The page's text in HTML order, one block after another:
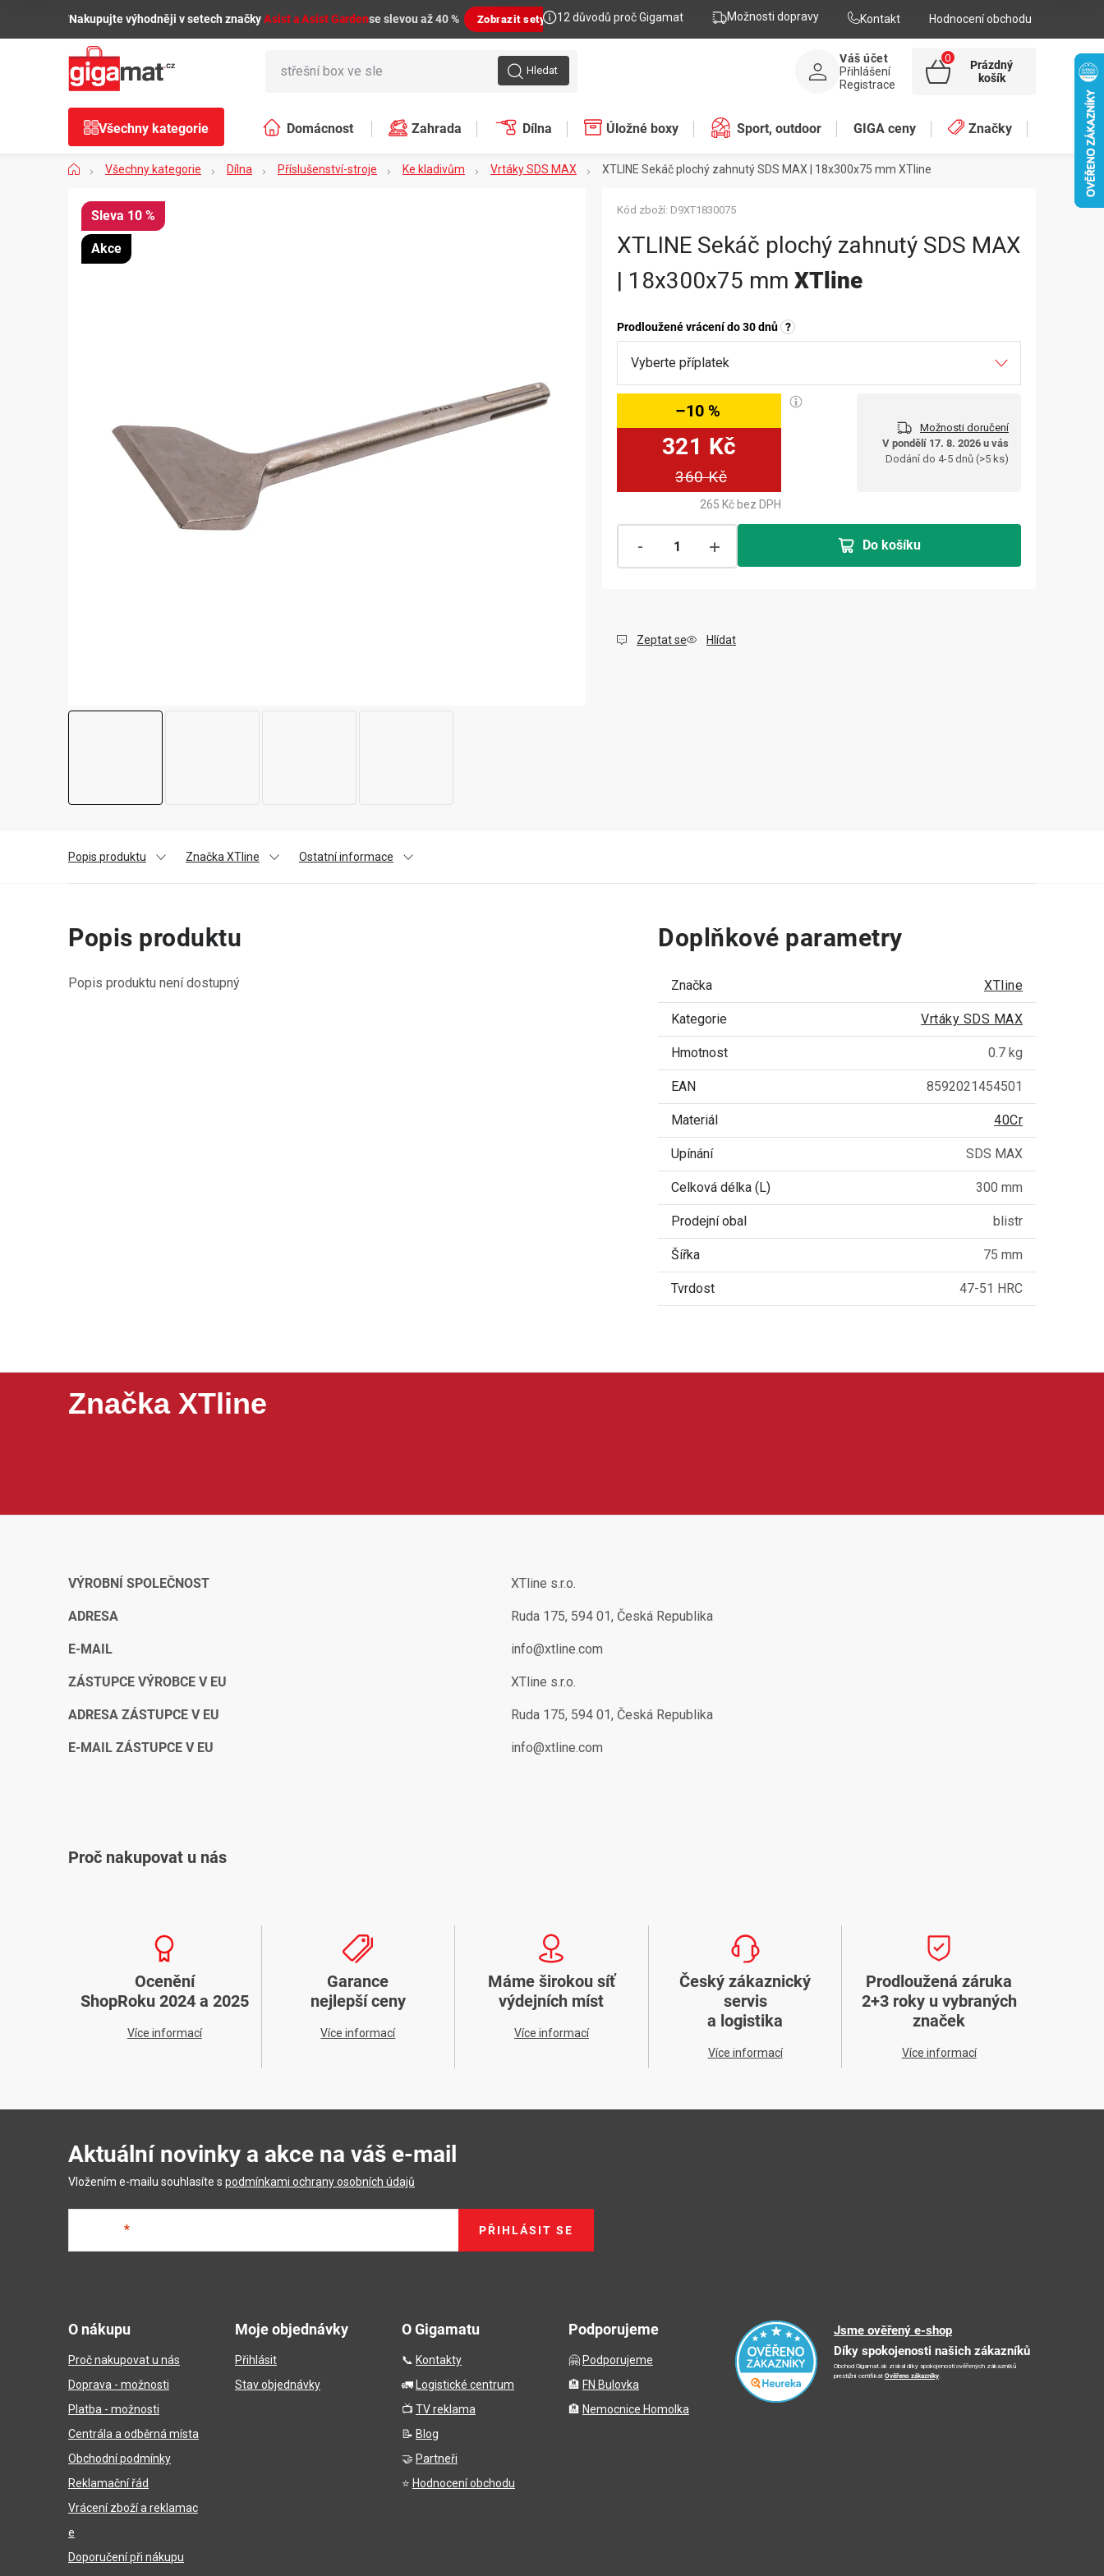
🌿Nakupujte výhodněji v setech značkyAsist a Asist Gardense slevou až 40 % Zobrazit sety 12 důvodů proč Gigamat Možnosti dopravy Kontakt Hodnocení obchodu
Hledat
Váš účet
Přihlášení
Registrace
NÁKUPNÍ
Prázdný
košík
Všechny kategorie Domácnost Zahrada Dílna Úložné boxy Sport, outdoor GIGA ceny Značky
DomůVšechny kategorie Dílna Příslušenství-stroje Ke kladivům Vrtáky SDS MAX XTLINE Sekáč plochý zahnutý SDS MAX | 18x300x75 mm XTline
XTLINE Sekáč plochý zahnutý SDS MAX
| 18x300x75 mm XTline
Prodloužené vrácení do 30 dnů ?
360 Kč
–10 %
321 Kč
Možnosti doručení
V pondělí 17. 8. 2026 u vás
Dodání do 4-5 dnů (>5 ks)
265 Kč bez DPH
Do košíku
Kód zboží: D9XT1830075
Zeptat se Hlídat
10 %
Akce
Popis produktu Značka XTline Ostatní informace
Popis produktu
Popis produktu není dostupný
Doplňkové parametry
Značka XTline
Kategorie Vrtáky SDS MAX
Hmotnost 0.7 kg
EAN 8592021454501
Materiál 40Cr
Upínání SDS MAX
Celková délka (L) 300 mm
Prodejní obal blistr
Šířka 75 mm
Tvrdost 47-51 HRC
Značka XTline
VÝROBNÍ SPOLEČNOST XTline s.r.o.
ADRESA Ruda 175, 594 01, Česká Republika
E-MAIL info@xtline.com
ZÁSTUPCE VÝROBCE V EU XTline s.r.o.
ADRESA ZÁSTUPCE V EU Ruda 175, 594 01, Česká Republika
E-MAIL ZÁSTUPCE V EU info@xtline.com
Proč nakupovat u nás
Ocenění
ShopRoku 2024 a 2025
Více informací
Garance
nejlepší ceny
Více informací
Máme širokou síť
výdejních míst
Více informací
Český zákaznický
servis
a logistika
Více informací
Prodloužená záruka
2+3 roky u vybraných
značek
Více informací
Aktuální novinky a akce na váš e-mail
Vložením e-mailu souhlasíte s podmínkami ochrany osobních údajů
PŘIHLÁSIT SE
O nákupu
Proč nakupovat u nás
Doprava - možnosti
Platba - možnosti
Centrála a odběrná místa
Obchodní podmínky
Reklamační řád
Vrácení zboží a reklamac
e
Doporučení při nákupu
Moje objednávky
Přihlásit
Stav objednávky
O Gigamatu
📞 Kontakty
🚛
Logistické centrum
📺 TV reklama
📝 Blog
🤝 Partneři
⭐ Hodnocení obchodu
Podporujeme
🤗 Podporujeme
🏨 FN Bulovka
🏨 Nemocnice Homolka
Jsme ověřený e-shop
Díky spokojenosti našich zákazníků
Obchod Gigamat.sk získal díky spokojenosti ověřených zákazníků
prestižní certifikát Ověřeno zákazníky.